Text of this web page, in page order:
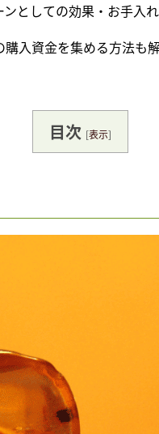
としての効果・お手入
入資金を集める方法も
目次 [表示]